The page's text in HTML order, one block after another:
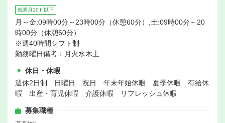
残業月10ｈ以下
月～金:09時00分～23時00分（休憩60分）,土:09時00分～20
時00分（休憩60分）
※週40時間シフト制
勤務曜日備考：月火水木土
休日・休暇
週休2日制 日曜日 祝日 年末年始休暇 夏季休暇 有給休
暇 出産・育児休暇 介護休暇 リフレッシュ休暇
募集職種